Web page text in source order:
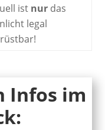
ist nurdas
legal
Infos im